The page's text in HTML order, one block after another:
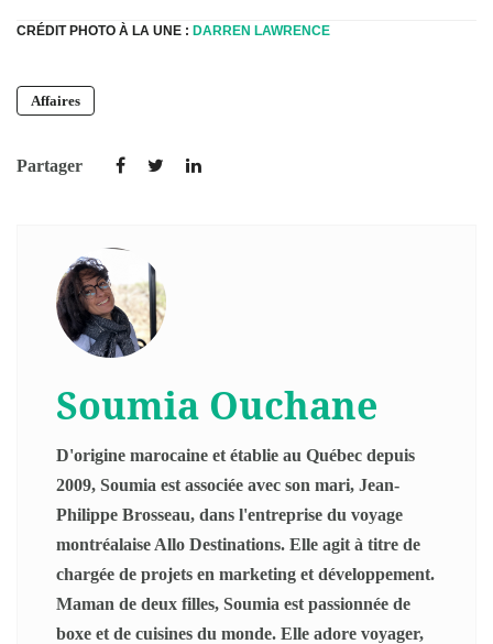
CRÉDIT PHOTO À LA UNE : DARREN LAWRENCE
Affaires
Partager
Soumia Ouchane
D'origine marocaine et établie au Québec depuis
2009, Soumia est associée avec son mari, Jean-
Philippe Brosseau, dans l'entreprise du voyage
montréalaise Allo Destinations. Elle agit à titre de
chargée de projets en marketing et développement.
Maman de deux filles, Soumia est passionnée de
boxe et de cuisines du monde. Elle adore voyager,